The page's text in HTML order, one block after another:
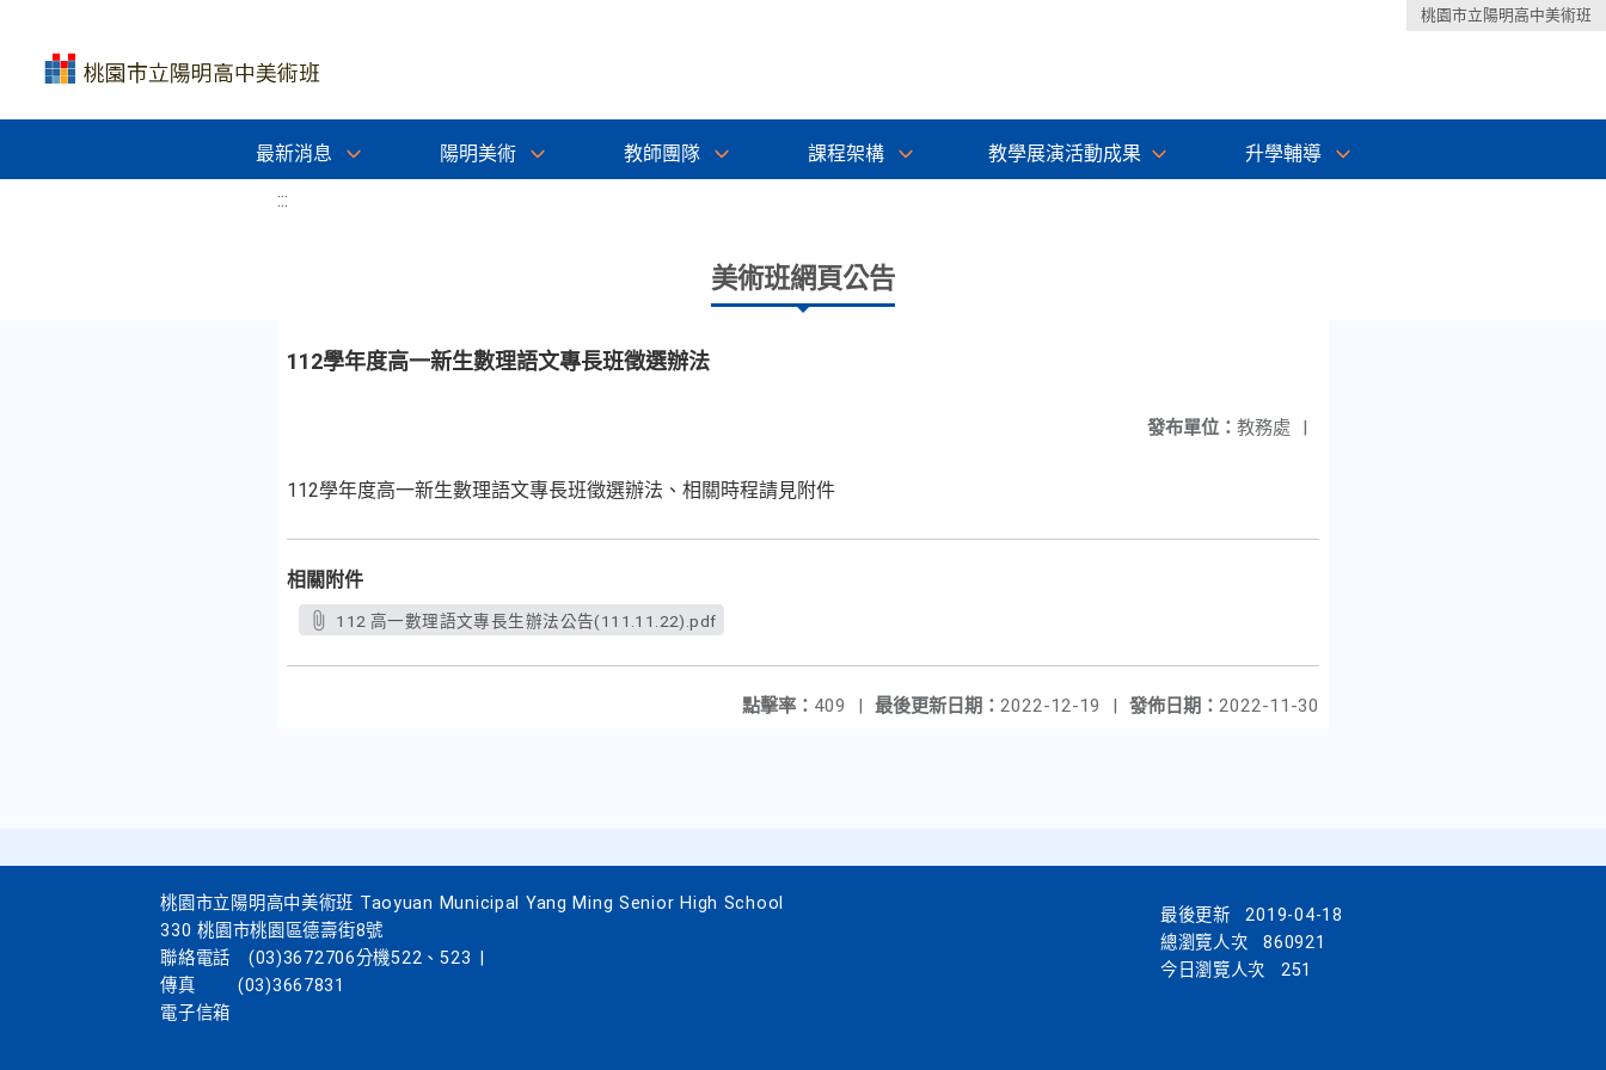
桃園市立陽明高中美術班
最新消息 陽明美術 教師團隊 課程架構 教學展演活動成果 升學輔導
:::
美術班網頁公告
112學年度高一新生數理語文專長班徵選辦法
發布單位： 教務處 |
112學年度高一新生數理語文專長班徵選辦法、相關時程請見附件
相關附件
112 高一數理語文專長生辦法公告(111.11.22).pdf
發佈日期： 2022-11-30
最後更新日期： 2022-12-19 |
點擊率： 409 |
桃園市立陽明高中美術班 Taoyuan Municipal Yang Ming Senior High School
330 桃園市桃園區德壽街8號
聯絡電話
(03)3672706分機522、523
傳真
(03)3667831
電子信箱
最後更新
2019-04-18
總瀏覽人次
860921
今日瀏覽人次
251